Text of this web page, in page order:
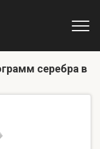
серебра в